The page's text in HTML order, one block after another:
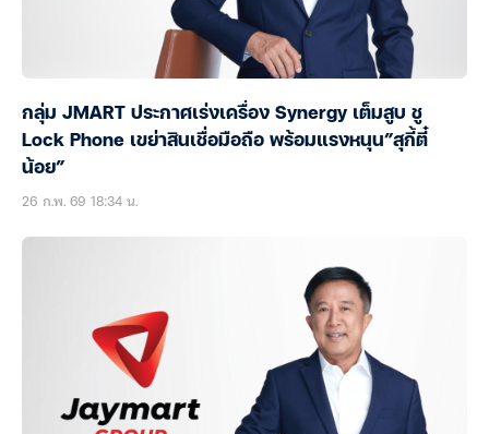
กลุ่ม JMART ประกาศเร่งเครื่อง Synergy เต็มสูบ ชู
Lock Phone เขย่าสินเชื่อมือถือ พร้อมแรงหนุน”สุกี้ตี๋
น้อย”
26 ก.พ. 69 18:34 น.